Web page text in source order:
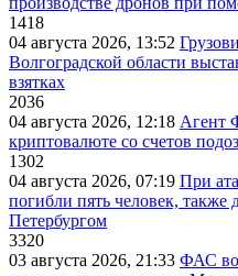
1418
04 августа 2026, 13:52
Волгоградской области
взятках
2036
04 августа 2026, 12:18 Агент
криптовалюте со счетов
1302
04 августа 2026, 07:19 При
погибли пять человек, также
Петербургом
3320
03 августа 2026, 21:33 ФАС